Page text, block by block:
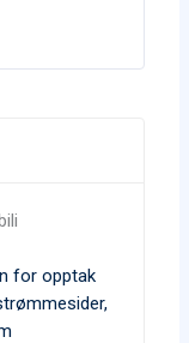
for opptak